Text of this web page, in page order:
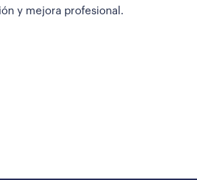
y mejora profesional.